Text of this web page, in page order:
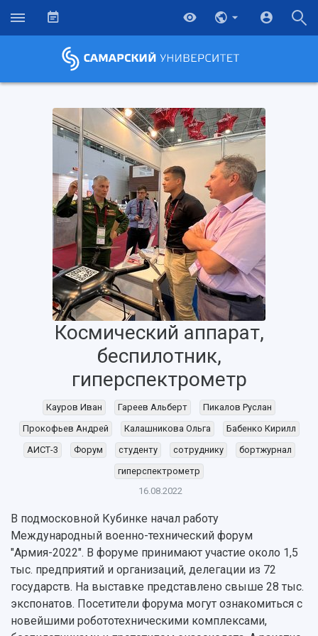
НАЗАД
Об университете
Рейтинги
Руководство
Наблюдательный совет
Попечительский совет
Ученый совет
Ректорат
Объявления
События
СМИ об университете
Пресс-центр
Газета "Полет"
Почему я выбираю Самарский университет?
Бакалавриат и специалитет
Магистратура
Аспирантура
Формы обучения
Учебные планы
Дополнительное образование
Научно-исследовательская деятельность
Основные научные направления
Диссертационные советы
Подготовка научных кадров
Конкурс на замещение должностей научных
работников
Научно-технический совет
Научные проекты и темы
Космический аппарат,
беспилотник,
гиперспектрометр
Кауров Иван Гареев Альберт
Пикалов Руслан
Прокофьев Андрей
Калашникова Ольга
Бабенко Кирилл
АИСТ-3
Форум студенту сотруднику
бортжурнал
гиперспектрометр
16.08.2022
В подмосковной Кубинке начал работу
Международный военно-технический форум
"Армия-2022". В форуме принимают участие около 1,5
тыс. предприятий и организаций, делегации из 72
государств. На выставке представлено свыше 28 тыс.
экспонатов. Посетители форума могут ознакомиться с
новейшими робототехническими комплексами,